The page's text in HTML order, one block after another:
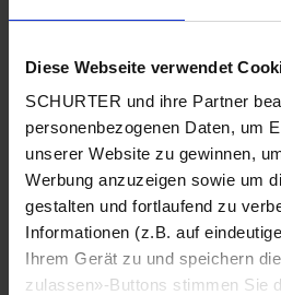
Diese Webseite verwendet
SCHURTER und ihre Partner
personenbezogenen Daten, um
unserer Website zu gewinnen,
Werbung anzuzeigen sowie um
gestalten und fortlaufend zu
Informationen (z.B. auf
Ihrem Gerät zu und speichern
zulassen»-Buttons stimmen Sie